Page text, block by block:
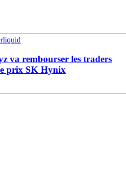
va rembourser les traders
prix SK Hynix